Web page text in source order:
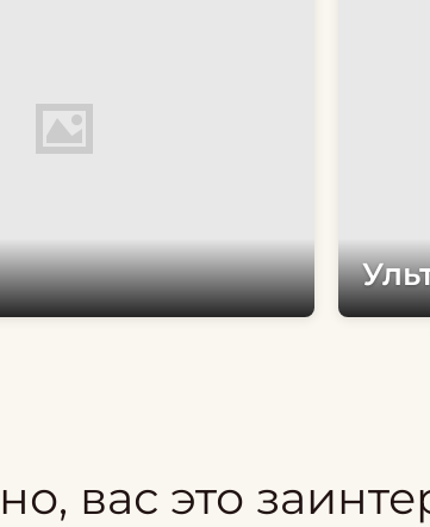
вас это